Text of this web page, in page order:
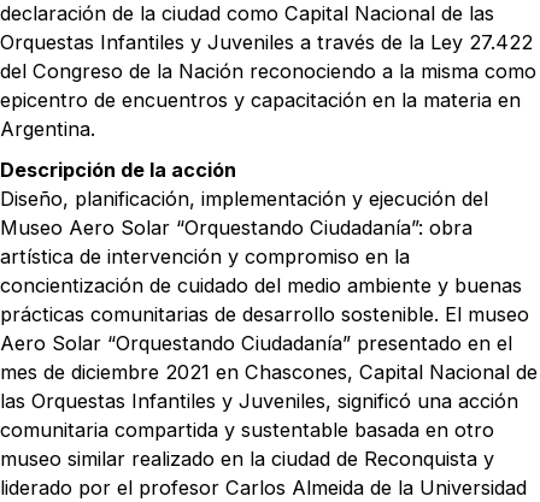
declaración de la ciudad como Capital Nacional de las
Orquestas Infantiles y Juveniles a través de la Ley 27.422
del Congreso de la Nación reconociendo a la misma como
epicentro de encuentros y capacitación en la materia en
Argentina.
Descripción de la acción
Diseño, planificación, implementación y ejecución del
Museo Aero Solar “Orquestando Ciudadanía”: obra
artística de intervención y compromiso en la
concientización de cuidado del medio ambiente y buenas
prácticas comunitarias de desarrollo sostenible. El museo
Aero Solar “Orquestando Ciudadanía” presentado en el
mes de diciembre 2021 en Chascones, Capital Nacional de
las Orquestas Infantiles y Juveniles, significó una acción
comunitaria compartida y sustentable basada en otro
museo similar realizado en la ciudad de Reconquista y
liderado por el profesor Carlos Almeida de la Universidad